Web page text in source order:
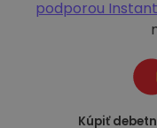
podporou Instant
Kúpiť